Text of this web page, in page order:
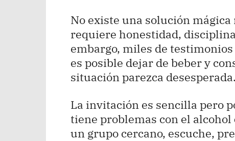
No existe una solución
requiere honestidad,
embargo, miles de
es posible dejar de beber y
situación parezca desesperada.
La invitación es sencilla pero
tiene problemas con el alcohol
un grupo cercano, escuche,